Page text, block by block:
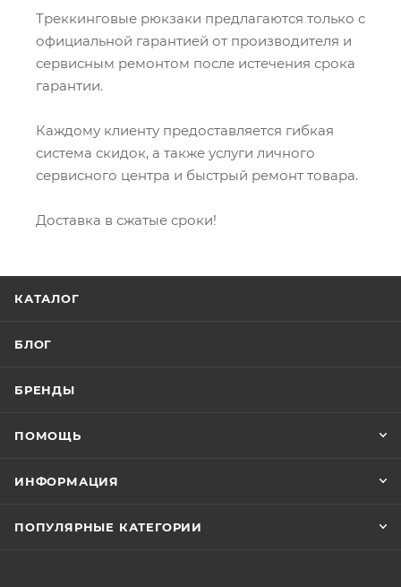
Треккинговые рюкзаки предлагаются только с
официальной гарантией от производителя и
сервисным ремонтом после истечения срока
гарантии.
Каждому клиенту предоставляется гибкая
система скидок, а также услуги личного
сервисного центра и быстрый ремонт товара.
Доставка в сжатые сроки!
КАТАЛОГ
БЛОГ
БРЕНДЫ
ПОМОЩЬ
ИНФОРМАЦИЯ
ПОПУЛЯРНЫЕ КАТЕГОРИИ